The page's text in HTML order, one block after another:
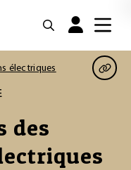
électriques
des